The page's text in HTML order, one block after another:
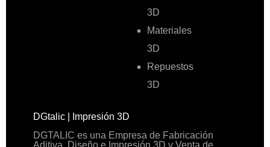
3D
Materiales
3D
Repuestos
3D
DGtalic | Impresión 3D
DGTALIC es una Empresa de Fabricación
Aditiva, Diseño e Impresión 3D y Venta de